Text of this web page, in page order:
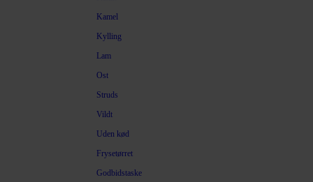
Kamel
Kylling
Lam
Ost
Struds
Vildt
Uden kød
Frysetørret
Godbidstaske